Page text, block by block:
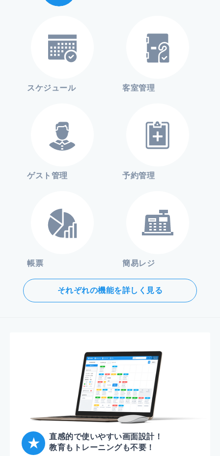
スケジュール 客室管理
ゲスト管理 予約管理
帳票 簡易レジ
それぞれの機能を詳しく見る
直感的で使いやすい画面設計！
教育もトレーニングも不要！